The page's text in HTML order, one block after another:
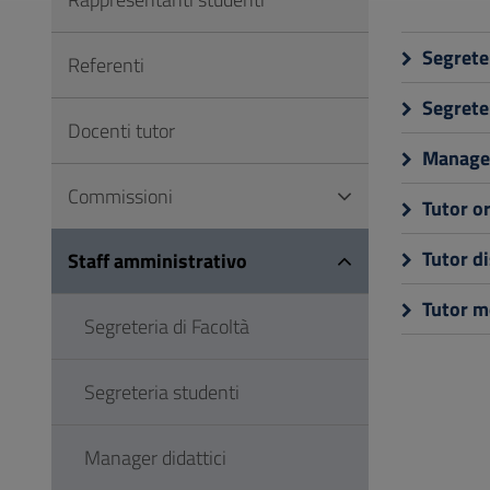
Footer
Tutor
Tutor
Tutor
Referenti
Docenti tutor
Commissioni
Staff amministrativo
Segreteria di Facoltà
Segreteria studenti
Manager didattici